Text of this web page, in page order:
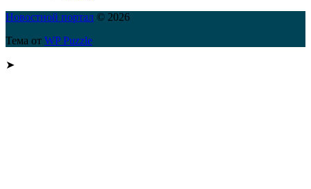
Новостной портал © 2026
Тема от WP Puzzle
➤